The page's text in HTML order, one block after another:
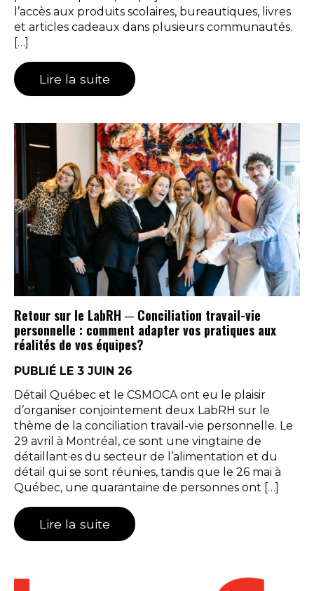
l’accès aux produits scolaires, bureautiques, livres
et articles cadeaux dans plusieurs communautés.
[…]
Lire la suite
Retour sur le LabRH ─ Conciliation travail-vie
personnelle : comment adapter vos pratiques aux
réalités de vos équipes?
PUBLIÉ LE 3 JUIN 26
Détail Québec et le CSMOCA ont eu le plaisir
d’organiser conjointement deux LabRH sur le
thème de la conciliation travail-vie personnelle. Le
29 avril à Montréal, ce sont une vingtaine de
détaillant·es du secteur de l’alimentation et du
détail qui se sont réuni·es, tandis que le 26 mai à
Québec, une quarantaine de personnes ont […]
Lire la suite